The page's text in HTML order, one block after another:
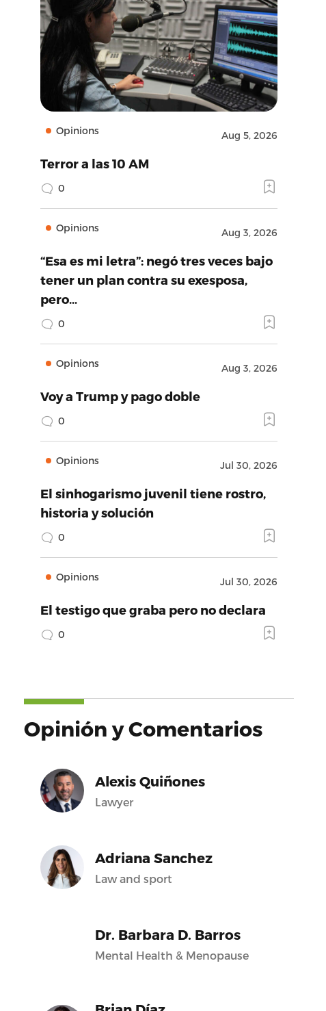
Opinions Aug 5, 2026
Terror a las 10 AM
0
Opinions Aug 3, 2026
“Esa es mi letra”: negó tres veces bajo
tener un plan contra su exesposa,
pero…
0
Opinions Aug 3, 2026
Voy a Trump y pago doble
0
Opinions Jul 30, 2026
El sinhogarismo juvenil tiene rostro,
historia y solución
0
Opinions Jul 30, 2026
El testigo que graba pero no declara
0
Opinión y Comentarios
Alexis Quiñones
Lawyer
Adriana Sanchez
Law and sport
Dr. Barbara D. Barros
Mental Health & Menopause